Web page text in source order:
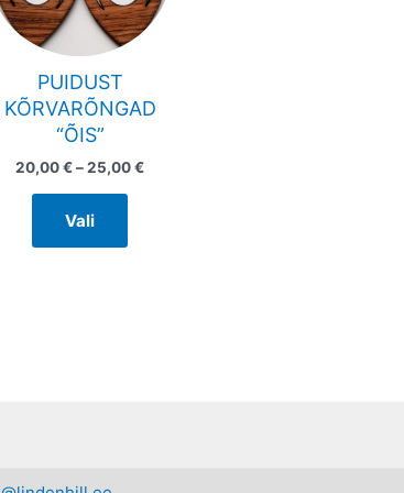
PUIDUST
KÕRVARÕNGAD
“ÕIS”
20,00€–25,00€
Vali
The
options
chosen
the
product